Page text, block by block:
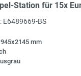
Station für 15x
E6489669-BS
mm